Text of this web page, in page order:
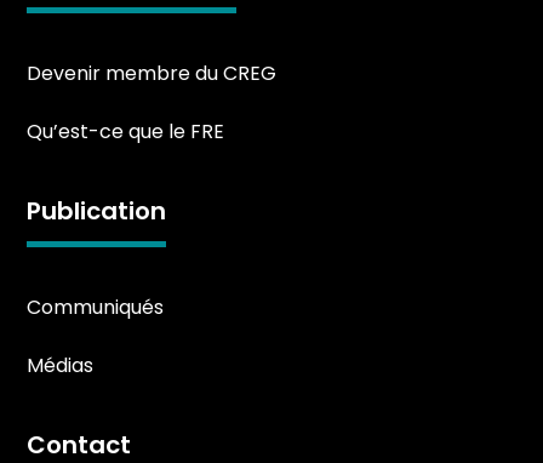
Devenir membre du CREG
Qu’est-ce que le FRE
Publication
Communiqués
Médias
Contact